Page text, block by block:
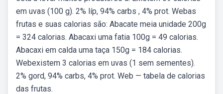
em uvas (100 g). 2% líp, 94% carbs , 4% prot. Webas
frutas e suas calorias são: Abacate meia unidade 200g
= 324 calorias. Abacaxi uma fatia 100g = 49 calorias.
Abacaxi em calda uma taça 150g = 184 calorias.
Webexistem 3 calorias em uvas (1 sem sementes).
2% gord, 94% carbs, 4% prot. Web — tabela de calorias
das frutas.